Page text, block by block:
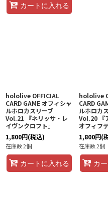
カートに入れる
hololive OFFICIAL
CARD GAME オフィシャ
ルホロカスリーブ
Vol.21 『ネリッサ・レ
イヴンクロフト』
1,800円(税込)
在庫数 2個
カートに入れる
hololive
CARD
ルホロカ
Vol.20 『
オフィフ
1,800円(
在庫数 2個
カ